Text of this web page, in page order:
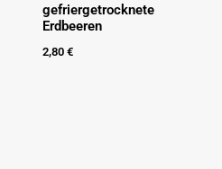
gefriergetrocknete
Erdbeeren
2,80 €